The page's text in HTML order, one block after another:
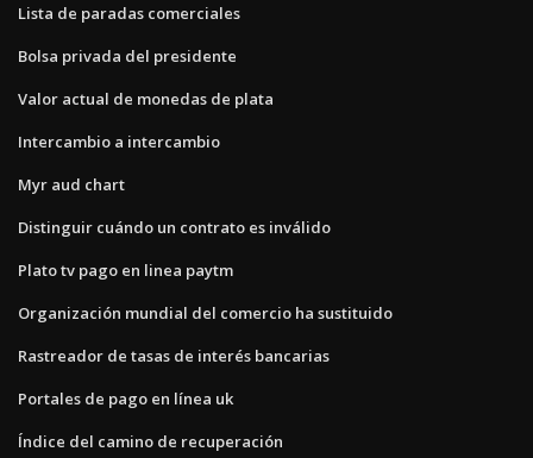
Lista de paradas comerciales
Bolsa privada del presidente
Valor actual de monedas de plata
Intercambio a intercambio
Myr aud chart
Distinguir cuándo un contrato es inválido
Plato tv pago en linea paytm
Organización mundial del comercio ha sustituido
Rastreador de tasas de interés bancarias
Portales de pago en línea uk
Índice del camino de recuperación